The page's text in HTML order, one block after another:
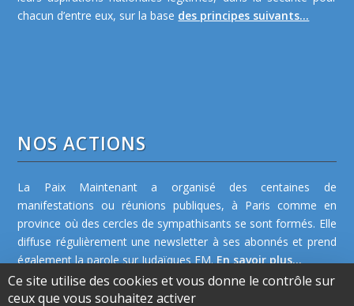
chacun d’entre eux, sur la base des principes suivants...
NOS ACTIONS
La Paix Maintenant a organisé des centaines de
manifestations ou réunions publiques, à Paris comme en
province où des cercles de sympathisants se sont formés. Elle
diffuse régulièrement une newsletter à ses abonnés et prend
également la parole sur Judaïques FM.En savoir plus...
Ce site utilise des cookies et vous donne le contrôle sur
ceux que vous souhaitez activer